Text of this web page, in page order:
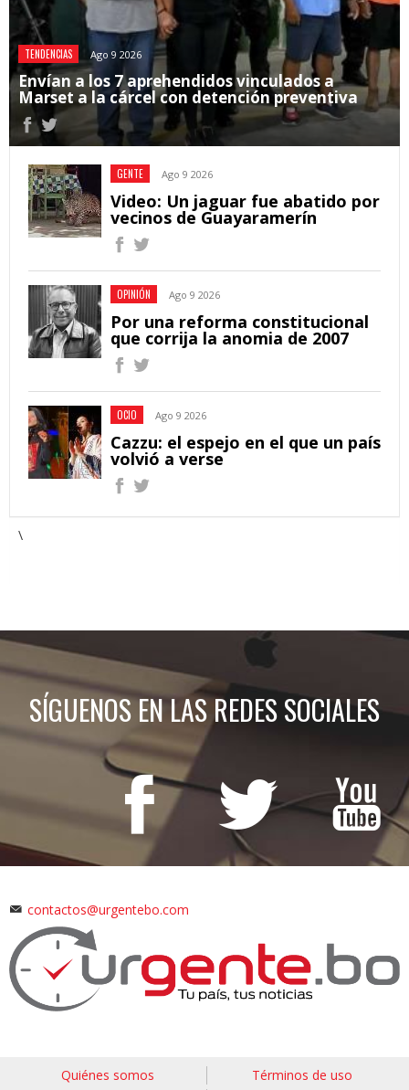
TENDENCIAS Ago 9 2026
Envían a los 7 aprehendidos vinculados a
Marset a la cárcel con detención preventiva
GENTE Ago 9 2026
Video: Un jaguar fue abatido por
vecinos de Guayaramerín
OPINIÓN Ago 9 2026
Por una reforma constitucional
que corrija la anomia de 2007
OCIO Ago 9 2026
Cazzu: el espejo en el que un país
volvió a verse
\
SÍGUENOS EN LAS REDES SOCIALES
contactos@urgentebo.com
Quiénes somos
Términos de uso